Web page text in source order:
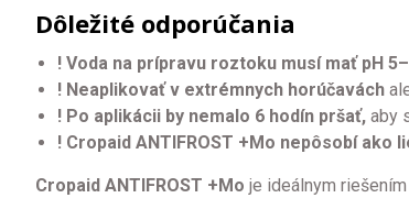
Dôležité odporúčania
! Voda na prípravu roztoku musí mať pH
! Neaplikovať v extrémnych horúčavách
! Po aplikácii by nemalo 6 hodín pršať, aby
! Cropaid ANTIFROST +Mo nepôsobí ako
Cropaid ANTIFROST +Mo je ideálnym